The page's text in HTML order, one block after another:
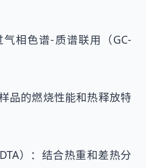
相色谱-质谱联用（GC-
品的燃烧性能和热释放特
）：结合热重和差热分